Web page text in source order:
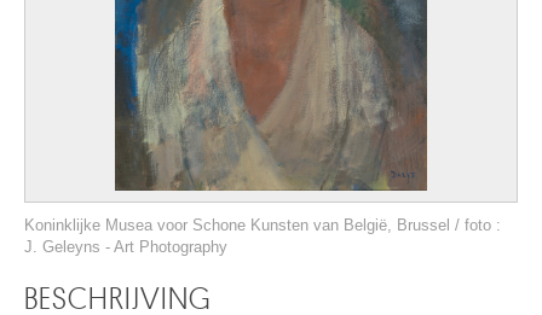
Koninklijke Musea voor Schone Kunsten van België, Brussel / foto :
J. Geleyns - Art Photography
BESCHRIJVING